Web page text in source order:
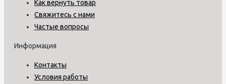
Как вернуть товар
Свяжитесь с нами
Частые вопросы
Информация
Контакты
Условия работы